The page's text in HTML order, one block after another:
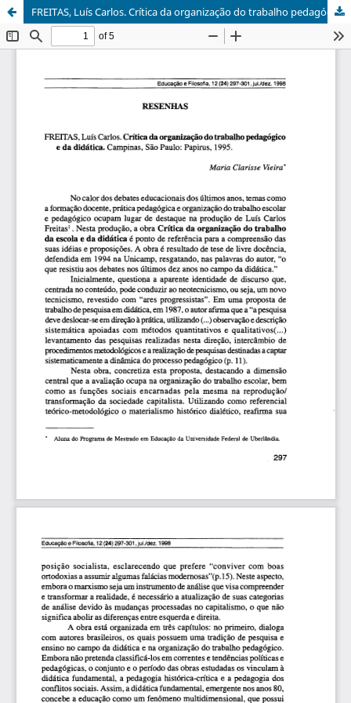
FREITAS, Luís Carlos. Crítica da organização do trabalho pedagógico e da didática. Campinas: SP, Papirus, 1995.